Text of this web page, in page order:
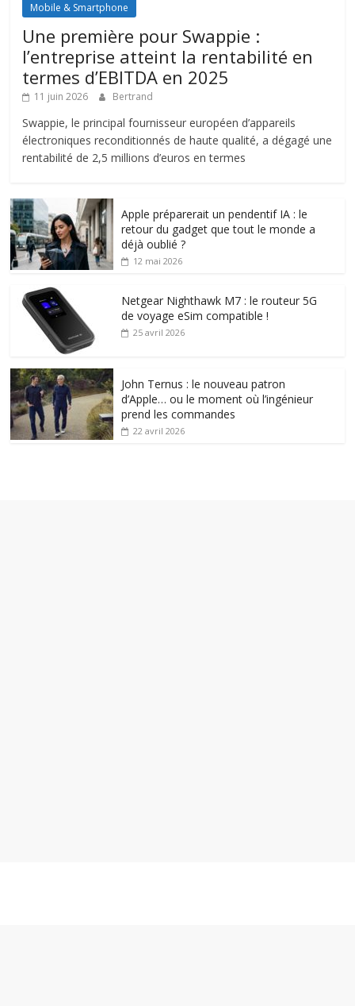
Mobile & Smartphone
Une première pour Swappie :
l’entreprise atteint la rentabilité en
termes d’EBITDA en 2025
11 juin 2026 Bertrand
Swappie, le principal fournisseur européen d’appareils
électroniques reconditionnés de haute qualité, a dégagé une
rentabilité de 2,5 millions d’euros en termes
Apple préparerait un pendentif IA : le
retour du gadget que tout le monde a
déjà oublié ?
12 mai 2026
Netgear Nighthawk M7 : le routeur 5G
de voyage eSim compatible !
25 avril 2026
John Ternus : le nouveau patron
d’Apple… ou le moment où l’ingénieur
prend les commandes
22 avril 2026